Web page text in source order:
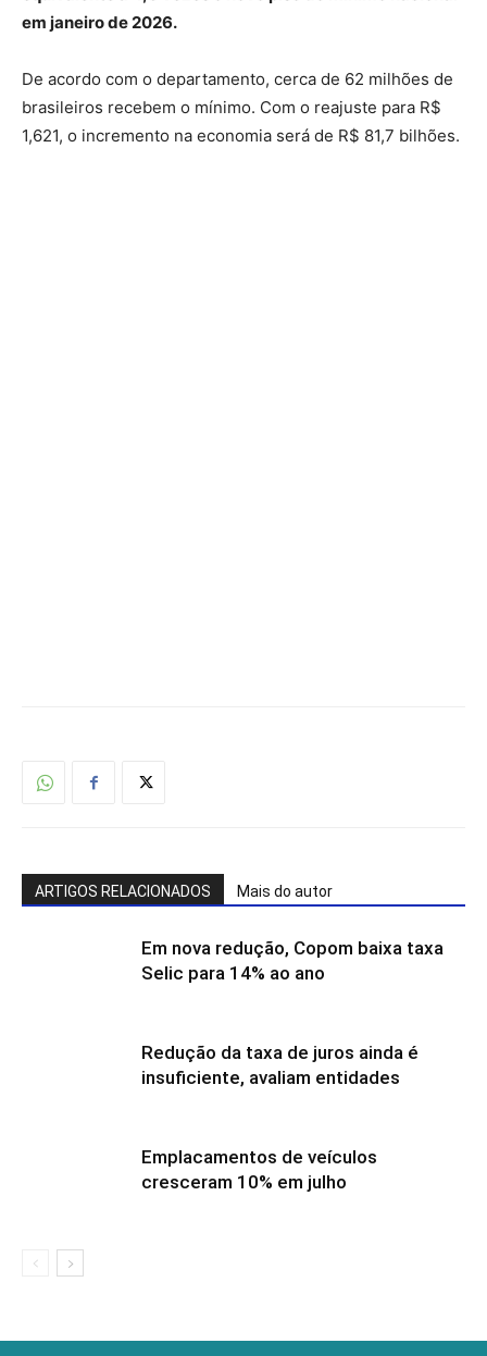
em janeiro de 2026.
De acordo com o departamento, cerca de 62 milhões de
brasileiros recebem o mínimo. Com o reajuste para R$
1,621, o incremento na economia será de R$ 81,7 bilhões.
ARTIGOS RELACIONADOS Mais do autor
Em nova redução, Copom baixa taxa
Selic para 14% ao ano
Redução da taxa de juros ainda é
insuficiente, avaliam entidades
Emplacamentos de veículos
cresceram 10% em julho